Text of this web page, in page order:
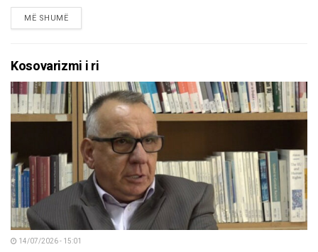
MË SHUMËDETAILS
Kosovarizmi i ri
14/07/2026 - 15:01